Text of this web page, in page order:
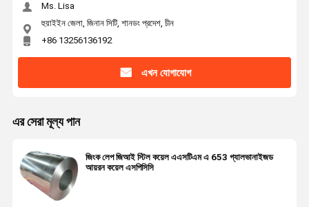
Ms. Lisa
হুয়াইইন জেলা, জিনান সিটি, শানডং প্রদেশ, চীন
+86 13256136192
এখন যোগাযোগ
এর সেরা মূল্য পান
জিংক লেপ জিআই স্টিল কয়েল এএসটিএম এ 653 গ্যালভানাইজড
আয়রন কয়েল এসপিসিসি